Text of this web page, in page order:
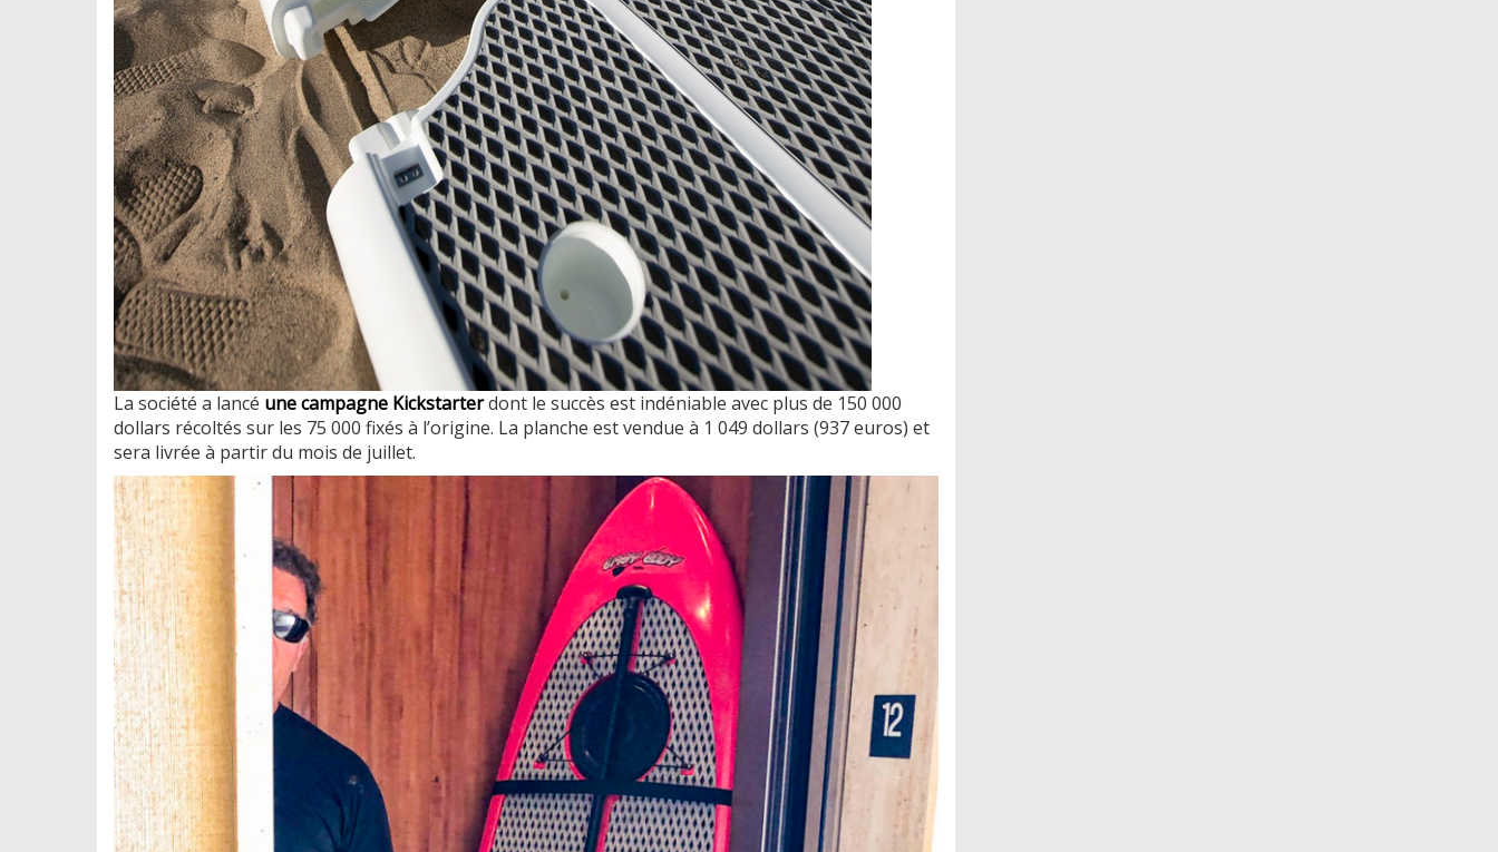
La société a lancé une campagne Kickstarterdont le succès est indéniable avec plus de 150 000
dollars récoltés sur les 75 000 fixés à l’origine. La planche est vendue à 1 049 dollars (937 euros) et
sera livrée à partir du mois de juillet.